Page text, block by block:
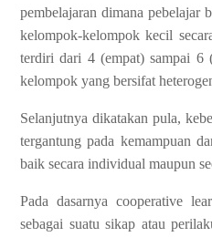
pembelajaran dimana pebelajar
kelompok-kelompok kecil
terdiri dari 4 (empat) sampai 6
kelompok yang bersifat
Selanjutnya dikatakan pula,
tergantung pada kemampuan
baik secara individual maupun
Pada dasarnya cooperative
sebagai suatu sikap atau